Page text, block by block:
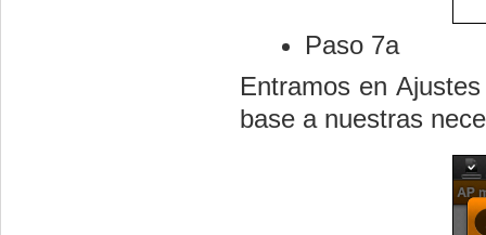
Paso 7a
Entramos en
base a nuestras